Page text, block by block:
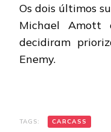
Os dois últimos
Michael Amott
decidiram
Enemy.
TAGS: CARCASS